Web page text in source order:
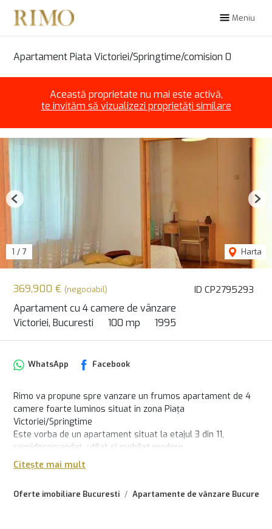
Meniu
Apartament Piata Victoriei/Springtime/comision 0
Această proprietate nu mai este activă,
te invităm să vizualizezi proprietăți similare
ID CP2795293
369,900 € (negociabil)
Apartament cu 4 camere de vânzare
Victoriei, Bucuresti
100 mp 1995
1 / 7 Harta
Previous
Oferte imobiliare Bucuresti Apartamente de vânzare Bucuresti
WhatsApp Facebook
Rimo va propune spre vanzare un frumos apartament de 4
camere foarte luminos situat in zona Piața
Victoriei/Springtime
Este vorba de un apartament situat la etajul 3 din 11,
semidecomandat, utilat si mobilat modern.
Suprafața este de 100 mp, masina de spalat rufe, Tv.
Zugravit recent, curat, Ac.
Un apartament modern, ideal pentru cei care apreciaza
Citește mai mult